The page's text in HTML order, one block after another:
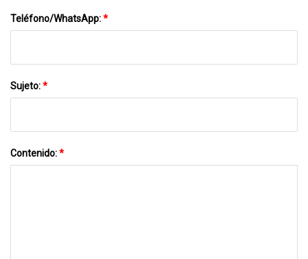
Teléfono/WhatsApp:*
Sujeto:*
Contenido:*